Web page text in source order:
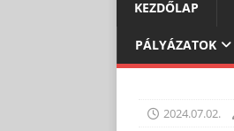
KEZDŐLAP
PÁLYÁZATOK
2024.07.02.